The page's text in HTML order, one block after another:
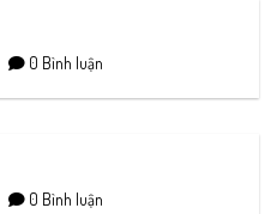
0 Bình luận
0 Bình luận